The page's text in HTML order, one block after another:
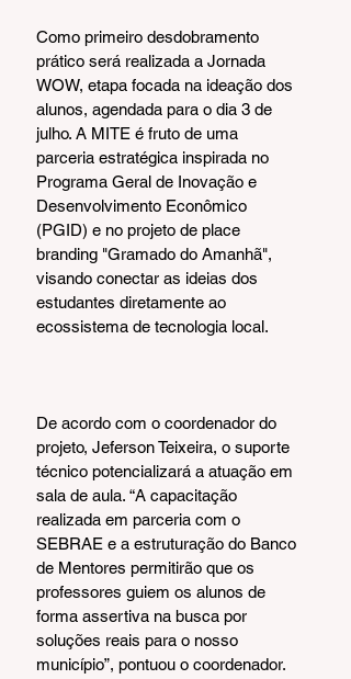
Como primeiro desdobramento
prático será realizada a Jornada
WOW, etapa focada na ideação dos
alunos, agendada para o dia 3 de
julho. A MITE é fruto de uma
parceria estratégica inspirada no
Programa Geral de Inovação e
Desenvolvimento Econômico
(PGID) e no projeto de place
branding "Gramado do Amanhã",
visando conectar as ideias dos
estudantes diretamente ao
ecossistema de tecnologia local.
De acordo com o coordenador do
projeto, Jeferson Teixeira, o suporte
técnico potencializará a atuação em
sala de aula. “A capacitação
realizada em parceria com o
SEBRAE e a estruturação do Banco
de Mentores permitirão que os
professores guiem os alunos de
forma assertiva na busca por
soluções reais para o nosso
município”, pontuou o coordenador.